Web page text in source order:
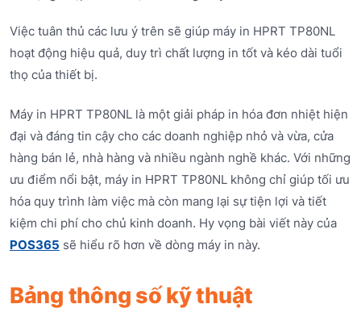
Việc tuân thủ các lưu ý trên sẽ giúp máy in HPRT TP80NL
hoạt động hiệu quả, duy trì chất lượng in tốt và kéo dài tuổi
thọ của thiết bị.
Máy in HPRT TP80NL là một giải pháp in hóa đơn nhiệt hiện
đại và đáng tin cậy cho các doanh nghiệp nhỏ và vừa, cửa
hàng bán lẻ, nhà hàng và nhiều ngành nghề khác. Với những
ưu điểm nổi bật, máy in HPRT TP80NL không chỉ giúp tối ưu
hóa quy trình làm việc mà còn mang lại sự tiện lợi và tiết
kiệm chi phí cho chủ kinh doanh. Hy vọng bài viết này của
POS365 sẽ hiểu rõ hơn về dòng máy in này.
Bảng thông số kỹ thuật